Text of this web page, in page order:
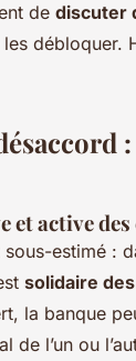
de discuter
débloquer.
et active
sous-estimé :
solidaire
la banque
de l’un ou